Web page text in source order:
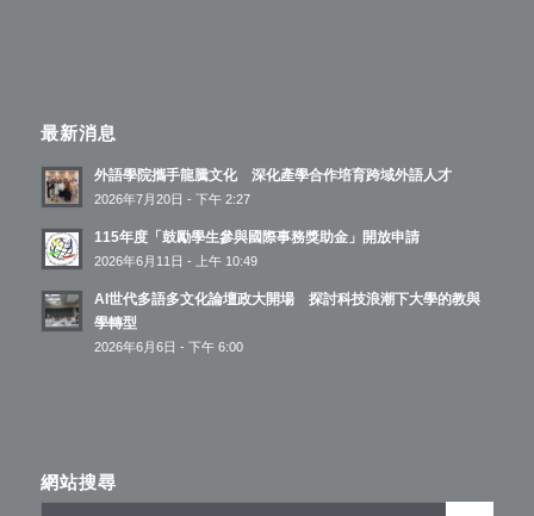
最新消息
外語學院攜手龍騰文化 深化產學合作培育跨域外語人才
2026年7月20日 - 下午 2:27
115年度「鼓勵學生參與國際事務獎助金」開放申請
2026年6月11日 - 上午 10:49
AI世代多語多文化論壇政大開場 探討科技浪潮下大學的教與
學轉型
2026年6月6日 - 下午 6:00
網站搜尋